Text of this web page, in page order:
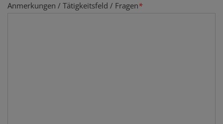
Anmerkungen / Tätigkeitsfeld / Fragen*